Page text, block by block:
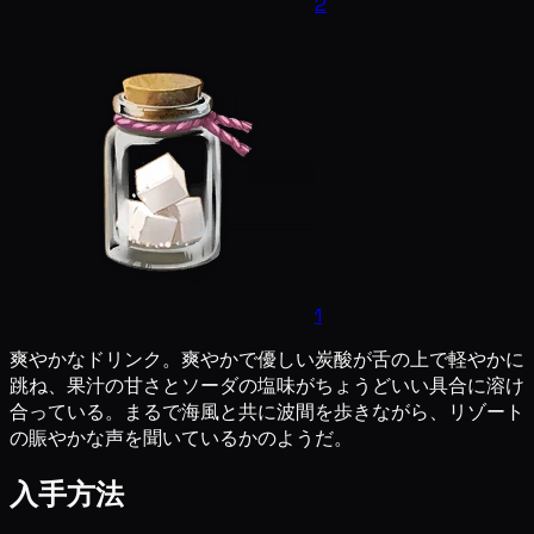
1
爽やかなドリンク。爽やかで優しい炭酸が舌の上で軽やかに
跳ね、果汁の甘さとソーダの塩味がちょうどいい具合に溶け
合っている。まるで海風と共に波間を歩きながら、リゾート
の賑やかな声を聞いているかのようだ。
入手方法